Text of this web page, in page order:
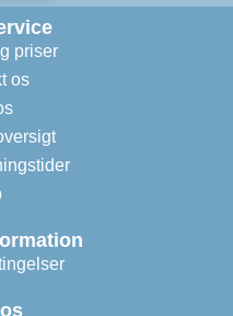
priser
os